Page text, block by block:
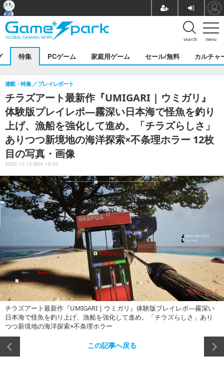
menu
search
特集 PCゲーム 家庭用ゲーム セール/無料 カルチャ
チラズアート最新作『UMIGARI | ウミガリ』
体験版プレイレポ―霧深い日本海で怪魚を釣り
上げ、漁船を強化して進め。「チラズらしさ」
ありつつ新境地の海洋探索×不条理ホラー 12枚
目の写真・画像
連載・特集 プレイレポート
2025.10.13 Mon 18:00
チラズアート最新作『UMIGARI | ウミガリ』体験版プレイレポ―霧深い
日本海で怪魚を釣り上げ、漁船を強化して進め。「チラズらしさ」あり
つつ新境地の海洋探索×不条理ホラー
この記事へ戻る